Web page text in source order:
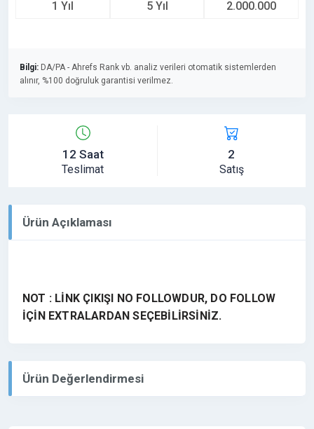
1 Yıl
5 Yıl
2.000.000
Bilgi: DA/PA - Ahrefs Rank vb. analiz verileri otomatik sistemlerden
alınır, %100 doğruluk garantisi verilmez.
12 Saat
Teslimat
2
Satış
Ürün Açıklaması
NOT : LİNK ÇIKIŞI NO FOLLOWDUR, DO FOLLOW
İÇİN EXTRALARDAN SEÇEBİLİRSİNİZ.
Ürün Değerlendirmesi